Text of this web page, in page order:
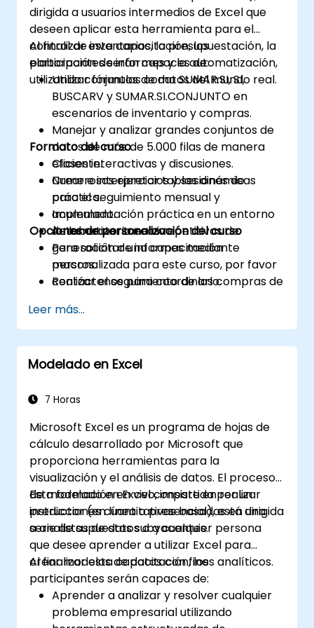
dirigida a usuarios intermedios de Excel que
deseen aplicar esta herramienta para el
control de inventarios, la presupuestación, la
elaboración de informes y la automatización,
utilizando conjuntos de datos del mundo real.
Al finalizar esta capacitación, los
participantes serán capaces de:
Utilizar fórmulas como SUMAR.SI, SI,
BUSCARV y SUMAR.SI.CONJUNTO en
escenarios de inventario y compras.
Manejar y analizar grandes conjuntos de
datos de más de 5.000 filas de manera
eficiente.
Crear e interpretar tablas dinámicas
para el seguimiento mensual y
acumulado.
Automatizar tareas repetitivas de
generación de informes mediante
macros.
Realizar el seguimiento de las compras de
plantillas estructuradas.
Formato del curso
Clases interactivas y discusiones.
Numerosos ejercicios y sesiones de
práctica.
Implementación práctica en un entorno
de laboratorio en vivo.
Opciones de personalización del curso
Para solicitar una capacitación
personalizada para este curso, por favor
contáctenos para coordinarlo.
Leer más...
Modelado en Excel
7 Horas
Microsoft Excel es un programa de hojas de
cálculo desarrollado por Microsoft que
proporciona herramientas para la
visualización y el análisis de datos. El proceso
de modelado en Excel consiste en realizar
predicciones cuantitativas basadas en una
serie de supuestos subyacentes.
Esta formación en vivo, impartida por un
instructor (en línea o presencial), está dirigida
a analistas de datos o a cualquier persona
que desee aprender a utilizar Excel para
crear modelos de datos con fines analíticos.
Al finalizar esta capacitación, los
participantes serán capaces de:
Aprender a analizar y resolver cualquier
problema empresarial utilizando